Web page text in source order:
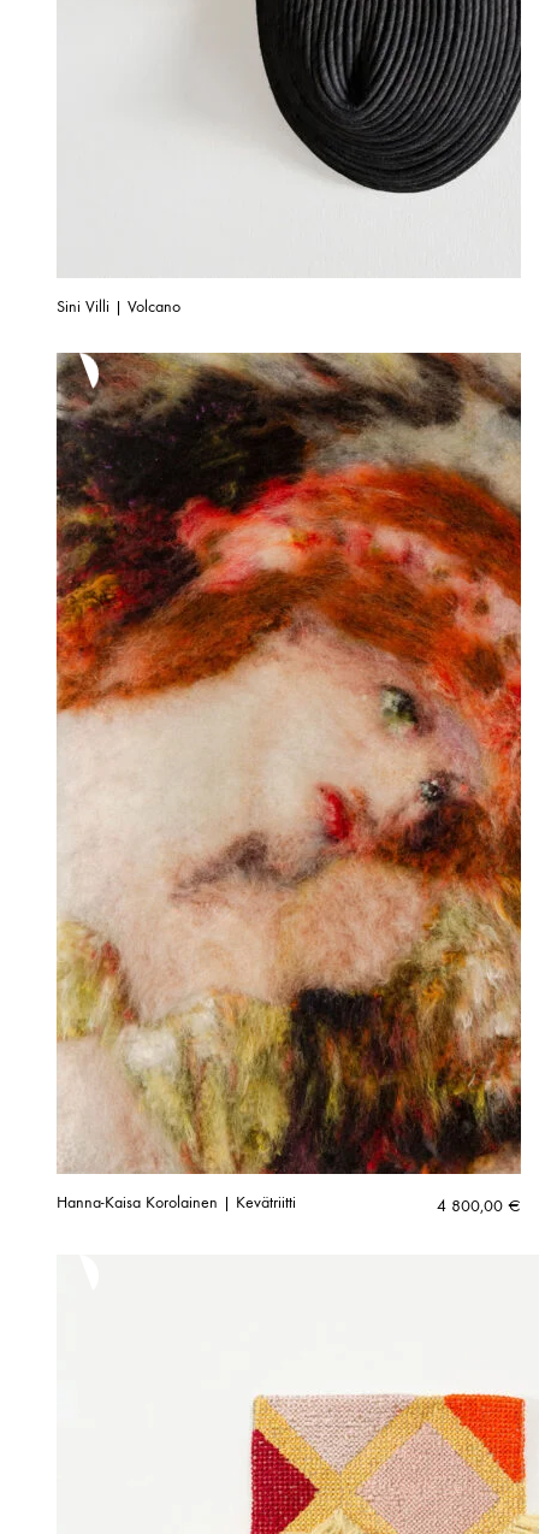
Sini Villi | Volcano
Hanna-Kaisa Korolainen | Kevätriitti 4 800,00 €